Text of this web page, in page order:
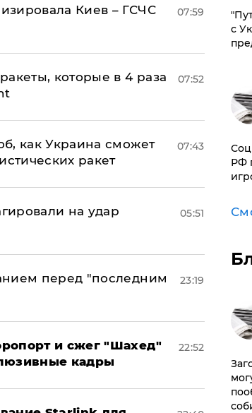
Киев – ГСЧС
07:59
которые в 4 раза
07:52
как Украина сможет
ракет
07:43
на удар
05:51
перед "последним
23:19
и сжег "Шахед"
кадры
22:52
с
РФ